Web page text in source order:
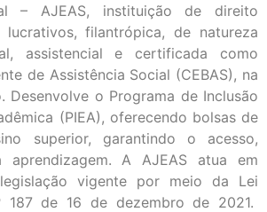
– AJEAS, instituição de direito
filantrópica, de natureza
assistencial e certificada como
de Assistência Social (CEBAS), na
Desenvolve o Programa de Inclusão
(PIEA), oferecendo bolsas de
superior, garantindo o acesso,
aprendizagem. A AJEAS atua em
vigente por meio da Lei
187 de 16 de dezembro de 2021.